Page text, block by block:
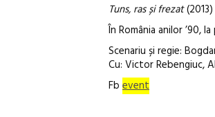
Tuns, ras și frezat(2013)
În România anilor
Scenariu și regie:
Cu: Victor Rebengiuc,
Fb event